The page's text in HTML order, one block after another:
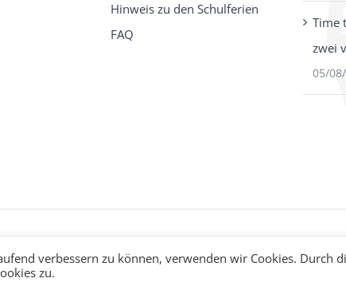
Hinweis zu den Schulferien
FAQ
Time
zwei
05/
verbessern zu können, verwenden wir Cookies. Durch
zu.